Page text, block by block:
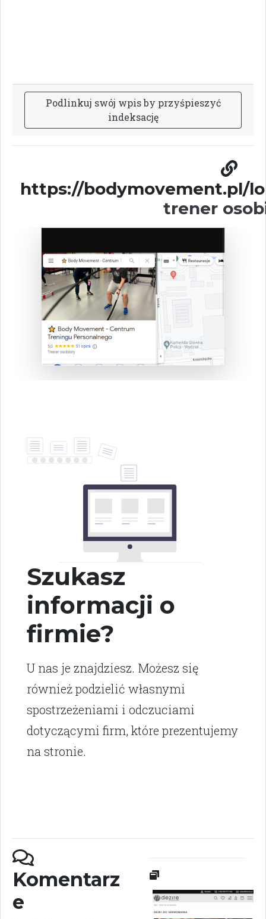
Podlinkuj swój wpisby przyśpieszyć
indeksację
https://bodymovement.pl/
trener
Szukasz
informacji o
firmie?
U nas je znajdziesz. Możesz się
również podzielić własnymi
spostrzeżeniami i odczuciami
dotyczącymi firm, które prezentujemy
na stronie.
Komentarz
e